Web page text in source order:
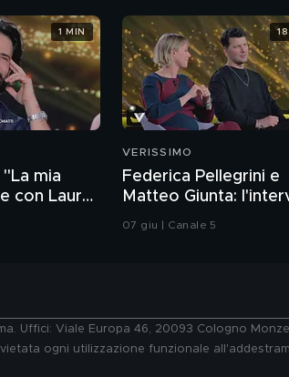
mia
con Laura
1 MIN
VERISSIMO
Federica Pellegrini e
Matteo Giunta:
integrale
07 giu | Canale 5
Uffici: Viale Europa 46, 20093 Cologno
ogni utilizzazione funzionale